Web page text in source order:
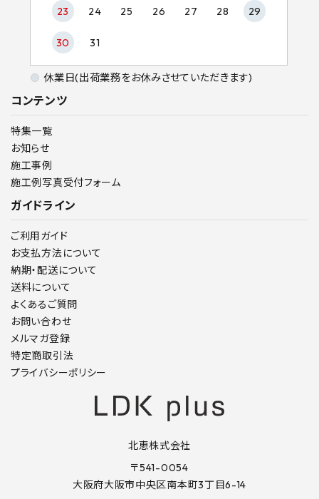
コンテンツ
特集一覧
お知らせ
施工事例
施工例写真受付フォーム
ガイドライン
ご利用ガイド
お支払方法について
納期・配送について
送料について
よくあるご質問
お問い合わせ
メルマガ登録
特定商取引法
プライバシーポリシー
23 24 25 26 27 28 29
30 31
休業日(出荷業務をお休みさせていただきます)
北恵株式会社
〒541-0054
大阪府大阪市中央区南本町3丁目6-14